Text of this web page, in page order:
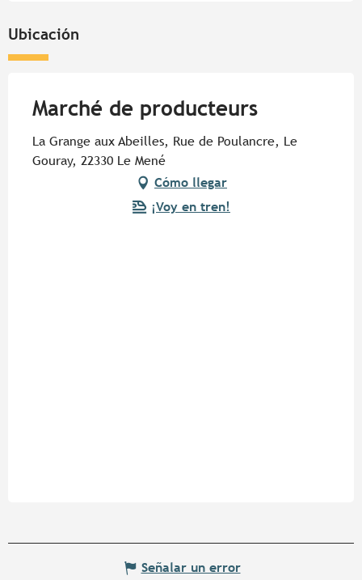
Ubicación
Marché de producteurs
La Grange aux Abeilles, Rue de Poulancre, Le
Gouray, 22330 Le Mené
Cómo llegar
¡Voy en tren!
Señalar un error